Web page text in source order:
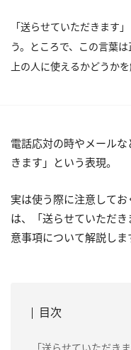
「送らせていただきます
う。ところで、この言葉
上の人に使えるかどうかを
電話応対の時やメール
きます」という表現。
実は使う際に注意して
は、「送らせていただ
意事項について解説しま
目次